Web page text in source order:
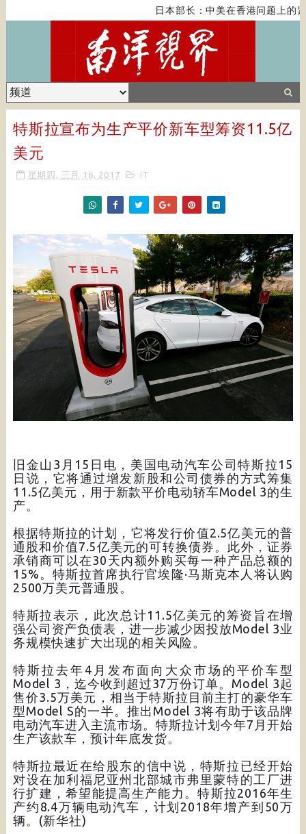
日本部长：中美在香港问题上的紧
特斯拉宣布为生产平价新车型筹资11.5亿
美元
星期四, 三月 16, 2017 IT
旧金山3月15日电，美国电动汽车公司特斯拉15
日说，它将通过增发新股和公司债券的方式筹集
11.5亿美元，用于新款平价电动轿车Model 3的生
产。
根据特斯拉的计划，它将发行价值2.5亿美元的普
通股和价值7.5亿美元的可转换债券。此外，证券
承销商可以在30天内额外购买每一种产品总额的
15%。特斯拉首席执行官埃隆·马斯克本人将认购
2500万美元普通股。
特斯拉表示，此次总计11.5亿美元的筹资旨在增
强公司资产负债表，进一步减少因投放Model 3业
务规模快速扩大出现的相关风险。
特斯拉去年4月发布面向大众市场的平价车型
Model 3，迄今收到超过37万份订单。Model 3起
售价3.5万美元，相当于特斯拉目前主打的豪华车
型Model S的一半。推出Model 3将有助于该品牌
电动汽车进入主流市场。特斯拉计划今年7月开始
生产该款车，预计年底发货。
特斯拉最近在给股东的信中说，特斯拉已经开始
对设在加利福尼亚州北部城市弗里蒙特的工厂进
行扩建，希望能提高生产能力。特斯拉2016年生
产约8.4万辆电动汽车，计划2018年增产到50万
辆。(新华社)